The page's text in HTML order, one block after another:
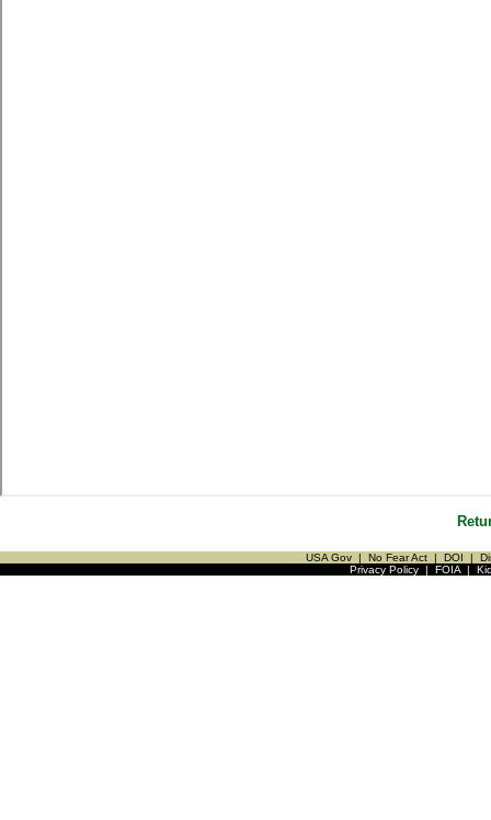
USA Gov | No Fear Act | DOI |
Privacy Policy| FOIA|